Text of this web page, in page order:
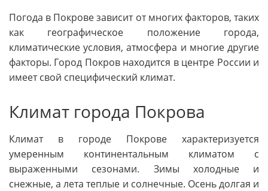
Погода в Покрове зависит от многих факторов, таких
как географическое положение города,
климатические условия, атмосфера и многие другие
факторы. Город Покров находится в центре России и
имеет свой специфический климат.
Климат города Покрова
Климат в городе Покрове характеризуется
умеренным континентальным климатом с
выраженными сезонами. Зимы холодные и
снежные, а лета теплые и солнечные. Осень долгая и